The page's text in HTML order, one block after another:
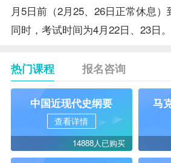
月5日前（2月25、26日正常休息
同时，考试时间为4月22日、23日。
热门课程 报名咨询
中国近现代史纲要
查看详情
14888人已购买
马